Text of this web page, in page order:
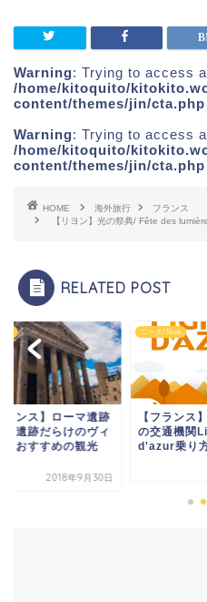
Warning: Trying to access
/home/kitoquito/
content/themes/jin/cta.php
Warning: Trying to access
/home/kitoquito/
content/themes/jin/cta.php
HOME 海外旅行
フランス
【リヨン】光の祭典/ Fête des
RELATED POST
ランス】ローマ遺跡
！遺跡だらけのヴィ
ヌおすすめの観光
2018年9月30日
ニース/ Nice
【フランス
の交通機関
d'azur乗り